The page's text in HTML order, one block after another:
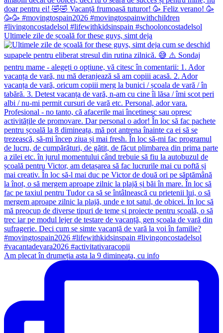
Ultimele zile de școală for these guys, simt deja
Am plecat în drumeția asta la 9 dimineața, cu info